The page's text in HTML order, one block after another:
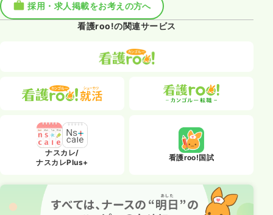
採用・求人掲載をお考えの方へ
看護roo!の関連サービス
ナスカレ/
ナスカレPlus+
看護roo!国試